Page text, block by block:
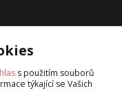
s použitím souborů
týkající se Vašich